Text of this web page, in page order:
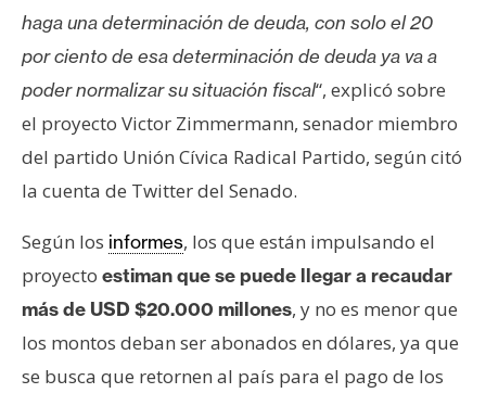
haga una determinación de deuda, con solo el 20
por ciento de esa determinación de deuda ya va a
poder normalizar su situación fiscal“, explicó sobre
el proyecto Victor Zimmermann, senador miembro
del partido Unión Cívica Radical Partido, según citó
la cuenta de Twitter del Senado.
Según los informes, los que están impulsando el
proyecto estiman que se puede llegar a recaudar
más de USD $20.000 millones, y no es menor que
los montos deban ser abonados en dólares, ya que
se busca que retornen al país para el pago de los